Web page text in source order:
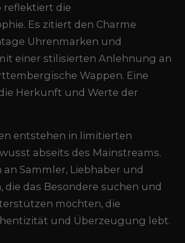
reflektiert die
Es zitiert den Charme
Uhrenmarken und
einer stilisierten Anlehnung an
Wappen. Eine
Herkunft und Werte der
entstehen in limitierten
abseits des Mainstreams.
an Sammler, Liebhaber und
die das Besondere suchen und
möchten, die
und Überzeugung lebt.